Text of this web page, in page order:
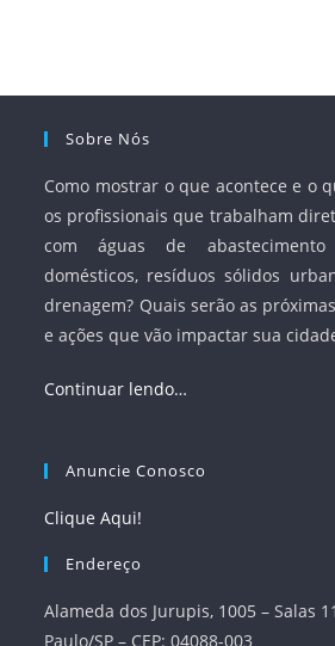
Sobre Nós
Como mostrar o que acontece e o
os profissionais que trabalham
com águas de abastecimento
domésticos, resíduos sólidos
drenagem? Quais serão as
e ações que vão impactar sua
Continuar lendo…
Anuncie Conosco
Clique Aqui!
Endereço
Alameda dos Jurupis, 1005 – Salas
Paulo/SP – CEP: 04088-003